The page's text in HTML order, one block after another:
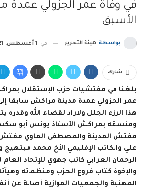
في وفاة عمر الجزولي عمدة
الأسبق
بواسطة هيئة التحرير في 1 أغسطس, 2021
شارك
بلغنا في مفتشيات حزب الإستقلال
عمر الجزولي عمدة مدينة مراكش سابقا إلى
هذا الرزء الجلل ولاراد لقضاء الله
ومنسقه بمراكش الأستاذ يونس أبو
مفتش المدينة والمصطفى الماوي
علي والكاتب الإقليمي الأخ محمد مبتهيج
الرحمان العرابي كاتب جهوي للإتحاد
والإخوة كتاب فروع الحزب ومنظماته
المهنية والجمعيات الموازية أصالة عن